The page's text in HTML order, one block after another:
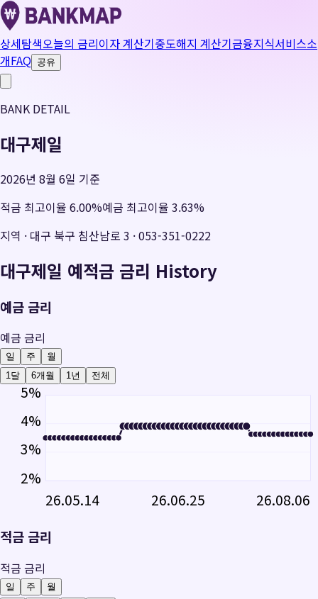
상세탐색오늘의 금리이자 계산기중도해지 계산기금융지식서비스소
개FAQ 공유
BANK DETAIL
대구제일
2026년 8월 6일 기준
적금 최고이율 6.00%예금 최고이율 3.63%
지역 · 대구 북구 침산남로 3 ·053-351-0222
대구제일 예적금 금리 History
예금 금리
예금 금리
일 주
월
1달
6개월 1년 전체
5%
4%
3%
2%
26.05.14
26.06.25 26.08.06
적금 금리
적금 금리
일 주
월